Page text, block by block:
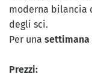
moderna bilancia
degli sci.
Per una settimana
Prezzi: